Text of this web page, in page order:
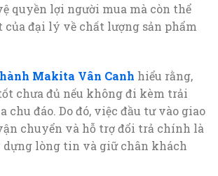
quyền lợi người mua mà còn thể
của đại lý về chất lượng sản phẩm
Makita Vân Canh hiểu rằng,
chưa đủ nếu không đi kèm trải
chu đáo. Do đó, việc đầu tư vào giao
chuyển và hỗ trợ đổi trả chính là
lòng tin và giữ chân khách